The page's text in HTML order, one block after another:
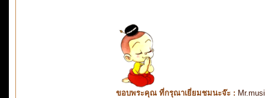
ขอบพระคุณ ที่กรุณาเยี่ยมชมนะจ๊ะ :